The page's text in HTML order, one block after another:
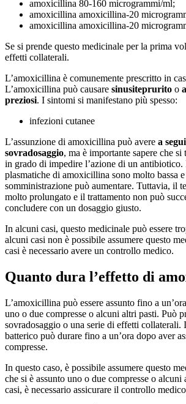
amoxicillina 80-160 microgrammi/ml;
amoxicillina amoxicillina-20
amoxicillina amoxicillina-20
Se si prende questo medicinale per la prima
effetti collaterali.
L’amoxicillina è comunemente prescritto in
L’amoxicillina può causare sinusiteprurito o
preziosi. I sintomi si manifestano più spesso:
infezioni cutanee
L’assunzione di amoxicillina può avere a
sovradosaggio, ma è importante sapere che
in grado di impedire l’azione di un
plasmatiche di amoxicillina sono molto bassa
somministrazione può aumentare. Tuttavia, il
molto prolungato e il trattamento non può
concludere con un dosaggio giusto.
In alcuni casi, questo medicinale può essere
alcuni casi non è possibile assumere questo
casi è necessario avere un controllo medico.
Quanto dura l’effetto di
L’amoxicillina può essere assunto fino a
uno o due compresse o alcuni altri pasti. Può
sovradosaggio o una serie di effetti collaterali.
batterico può durare fino a un’ora dopo aver
compresse.
In questo caso, è possibile assumere questo
che si è assunto uno o due compresse o
casi, è necessario assicurare il controllo